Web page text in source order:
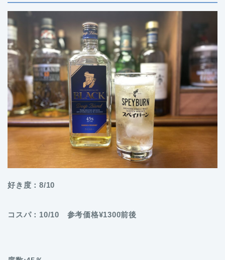
好き度：8/10
コスパ：10/10 参考価格¥1300前後